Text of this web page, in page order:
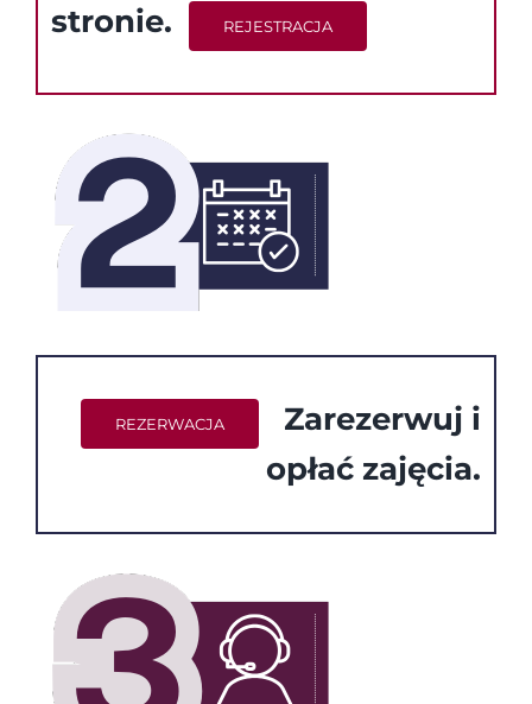
stronie.
REJESTRACJA
REZERWACJA
Zarezerwuj i
opłać zajęcia.